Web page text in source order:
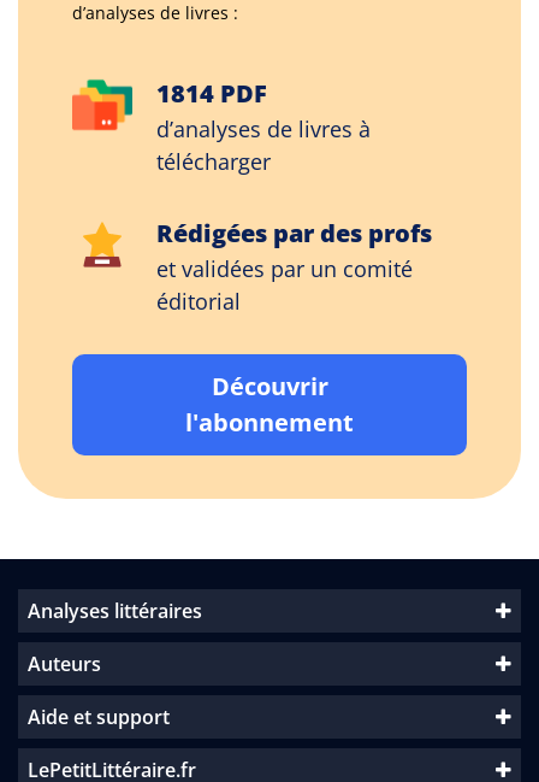
d’analyses de livres :
1814 PDF
d’analyses de livres à
télécharger
Rédigées par des profs
et validées par un comité
éditorial
Découvrir
l'abonnement
Analyses littéraires
Auteurs
Aide et support
LePetitLittéraire.fr